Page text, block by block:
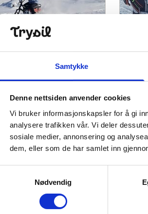
Samtykke
Denne nettsiden anvender cookies
Vi bruker informasjonskapsler for å gi
analysere trafikken vår. Vi deler
sosiale medier, annonsering og
dem, eller som de har samlet inn
Nødvendig